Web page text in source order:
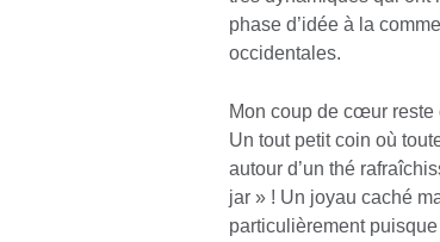
phase d’idée à la
occidentales.
Mon coup de cœur reste
Un tout petit coin où
autour d’un thé
jar » ! Un joyau caché
particulièrement